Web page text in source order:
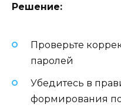
Решение:
Проверьте
паролей
Убедитесь в
формирования